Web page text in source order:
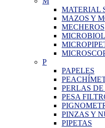
MATERIAL
MAZOS Y
MECHEROS
P
PAPELES
PERLAS
PESA
PINZAS Y
PIPETAS